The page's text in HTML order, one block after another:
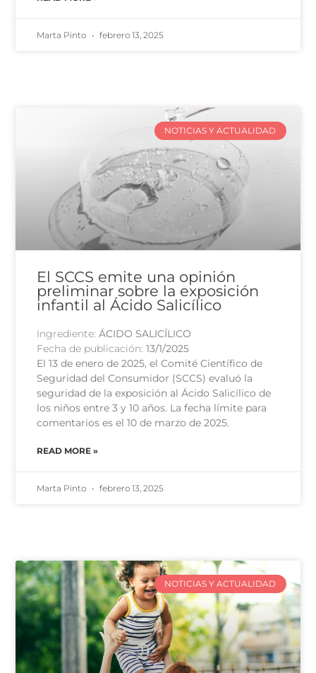
Marta Pinto febrero 13, 2025
NOTICIAS Y ACTUALIDAD
El SCCS emite una opinión
preliminar sobre la exposición
infantil al Ácido Salicílico
Ingrediente:ÁCIDO SALICÍLICO
Fecha de publicación:13/1/2025
El 13 de enero de 2025, el Comité Científico de
Seguridad del Consumidor (SCCS) evaluó la
seguridad de la exposición al Ácido Salicílico de
los niños entre 3 y 10 años. La fecha límite para
comentarios es el 10 de marzo de 2025.
READ MORE »
Marta Pinto febrero 13, 2025
NOTICIAS Y ACTUALIDAD